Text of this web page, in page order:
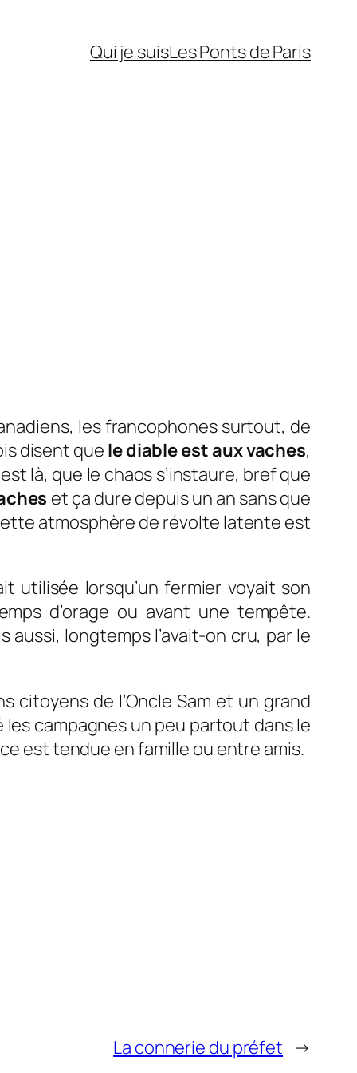
Qui je suisLes Ponts de Paris
les francophones surtout, de
disent que le diable est aux vaches,
là, que le chaos s’instaure, bref que
et ça dure depuis un an sans que
atmosphère de révolte latente est
utilisée lorsqu’un fermier voyait son
d’orage ou avant une tempête.
aussi, longtemps l’avait-on cru, par le
citoyens de l’Oncle Sam et un grand
campagnes un peu partout dans le
est tendue en famille ou entre amis.
La connerie du préfet →